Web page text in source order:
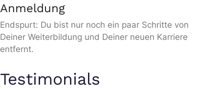
Anmeldung
Endspurt: Du bist nur noch ein paar Schritte von
Deiner Weiterbildung und Deiner neuen Karriere
entfernt.
Testimonials